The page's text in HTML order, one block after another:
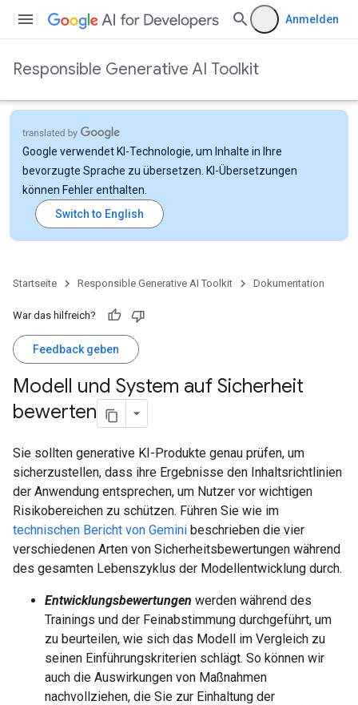
Anmelden
Responsible Generative AI Toolkit
Google verwendet KI-Technologie, um Inhalte in Ihre
bevorzugte Sprache zu übersetzen. KI-Übersetzungen
können Fehler enthalten.
Startseite Responsible Generative AI Toolkit Dokumentation
War das hilfreich?
Feedback geben
Modell und System auf Sicherheit
bewerten
Sie sollten generative KI-Produkte genau prüfen, um
sicherzustellen, dass ihre Ergebnisse den Inhaltsrichtlinien
der Anwendung entsprechen, um Nutzer vor wichtigen
Risikobereichen zu schützen. Führen Sie wie im
technischen Bericht von Gemini beschrieben die vier
verschiedenen Arten von Sicherheitsbewertungen während
des gesamten Lebenszyklus der Modellentwicklung durch.
Entwicklungsbewertungen werden während des
Trainings und der Feinabstimmung durchgeführt, um
zu beurteilen, wie sich das Modell im Vergleich zu
seinen Einführungskriterien schlägt. So können wir
auch die Auswirkungen von Maßnahmen
nachvollziehen, die Sie zur Einhaltung der